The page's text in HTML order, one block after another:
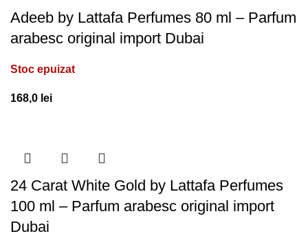
Adeeb by Lattafa Perfumes 80 ml – Parfum
arabesc original import Dubai
Stoc epuizat
168,0 lei
24 Carat White Gold by Lattafa Perfumes
100 ml – Parfum arabesc original import
Dubai